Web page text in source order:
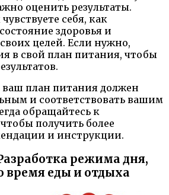
оценить результаты.
себя, как
здоровья и
целей. Если нужно,
в свой план питания, чтобы
ваш план питания должен
и соответствовать вашим
обращайтесь к
получить более
и инструкции.
режима дня,
еды и отдыха